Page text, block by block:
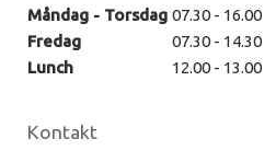
Måndag - Torsdag 07.30 - 16.00
Fredag
07.30 - 14.30
Lunch
12.00 - 13.00
Kontakt